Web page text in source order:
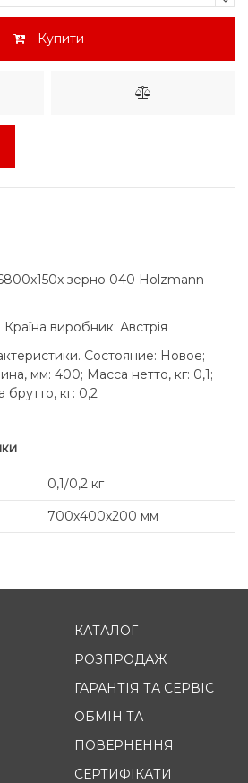
Купити
зерно 040 Holzmann
виробник: Австрія
Состояние: Новое;
мм: 400; Масса нетто, кг: 0,1;
кг: 0,2
0,1/0,2 кг
700х400х200 мм
КАТАЛОГ
РОЗПРОДАЖ
ГАРАНТІЯ ТА СЕРВІС
ОБМІН ТА
ПОВЕРНЕННЯ
СЕРТИФІКАТИ